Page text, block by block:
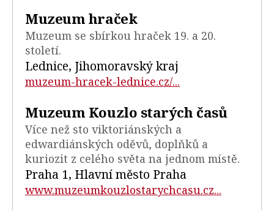
Muzeum hraček
Muzeum se sbírkou hraček 19. a 20.
století.
Lednice, Jihomoravský kraj
muzeum-hracek-lednice.cz/...
Muzeum Kouzlo starých časů
Více než sto viktoriánských a
edwardiánských oděvů, doplňků a
kuriozit z celého světa na jednom místě.
Praha 1, Hlavní město Praha
www.muzeumkouzlostarychcasu.cz...